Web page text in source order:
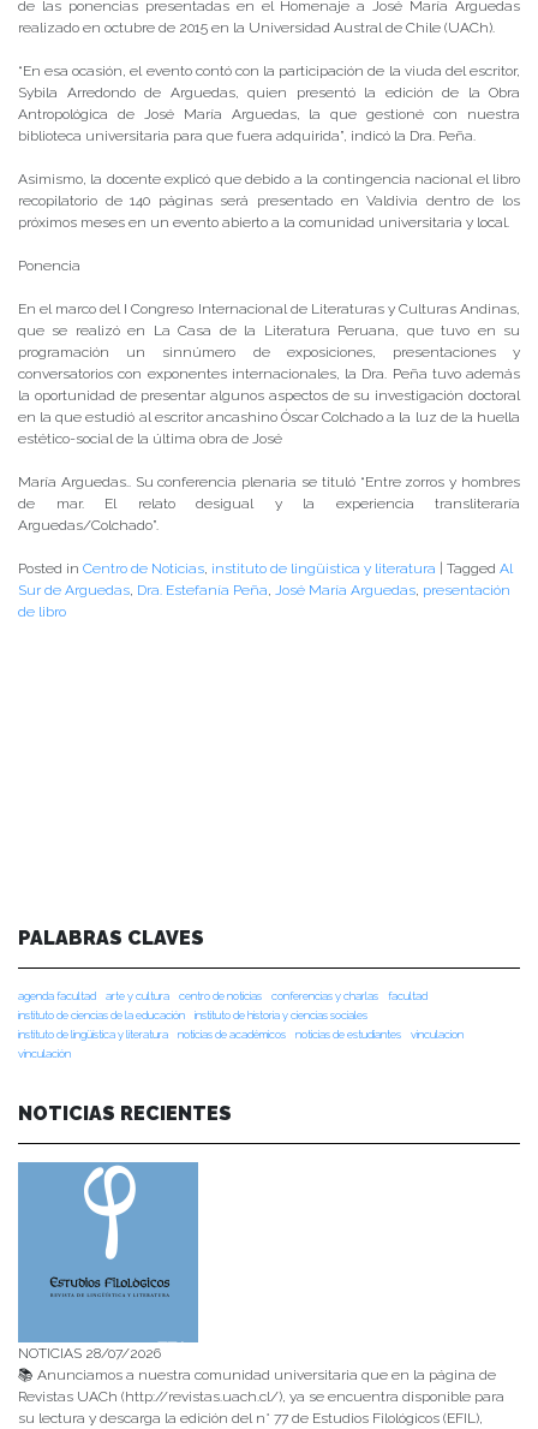
de las ponencias presentadas en el Homenaje a José María Arguedas
realizado en octubre de 2015 en la Universidad Austral de Chile (UACh).
“En esa ocasión, el evento contó con la participación de la viuda del escritor,
Sybila Arredondo de Arguedas, quien presentó la edición de la Obra
Antropológica de José María Arguedas, la que gestioné con nuestra
biblioteca universitaria para que fuera adquirida”, indicó la Dra. Peña.
Asimismo, la docente explicó que debido a la contingencia nacional el libro
recopilatorio de 140 páginas será presentado en Valdivia dentro de los
próximos meses en un evento abierto a la comunidad universitaria y local.
Ponencia
En el marco del I Congreso Internacional de Literaturas y Culturas Andinas,
que se realizó en La Casa de la Literatura Peruana, que tuvo en su
programación un sinnúmero de exposiciones, presentaciones y
conversatorios con exponentes internacionales, la Dra. Peña tuvo además
la oportunidad de presentar algunos aspectos de su investigación doctoral
en la que estudió al escritor ancashino Óscar Colchado a la luz de la huella
estético-social de la última obra de José
María Arguedas.. Su conferencia plenaria se tituló “Entre zorros y hombres
de mar. El relato desigual y la experiencia transliteraría
Arguedas/Colchado”.
Posted in Centro de Noticias, instituto de lingüistica y literatura | Tagged Al
Sur de Arguedas, Dra. Estefanía Peña, José María Arguedas, presentación
de libro
PALABRAS CLAVES
agenda facultad arte y cultura centro de noticias conferencias y charlas
facultad
instituto de ciencias de la educación
instituto de historia y ciencias sociales
instituto de lingüística y literatura
noticias de académicos noticias de estudiantes
vinculacion
vinculación
NOTICIAS RECIENTES
NOTICIAS 28/07/2026
📚 Anunciamos a nuestra comunidad universitaria que en la página de
Revistas UACh (http://revistas.uach.cl/), ya se encuentra disponible para
su lectura y descarga la edición del n° 77 de Estudios Filológicos (EFIL),